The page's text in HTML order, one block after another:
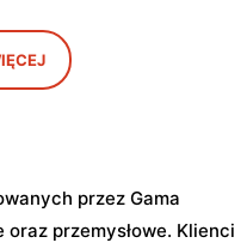
Łubki, ul. Nowe Łubki
przez Gama
przemysłowe. Klienci